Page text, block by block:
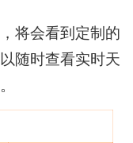
将会看到定制的
随时查看实时天